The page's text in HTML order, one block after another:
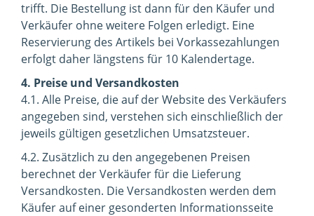
trifft. Die Bestellung ist dann für den Käufer und
Verkäufer ohne weitere Folgen erledigt. Eine
Reservierung des Artikels bei Vorkassezahlungen
erfolgt daher längstens für 10 Kalendertage.
4. Preise und Versandkosten
4.1. Alle Preise, die auf der Website des Verkäufers
angegeben sind, verstehen sich einschließlich der
jeweils gültigen gesetzlichen Umsatzsteuer.
4.2. Zusätzlich zu den angegebenen Preisen
berechnet der Verkäufer für die Lieferung
Versandkosten. Die Versandkosten werden dem
Käufer auf einer gesonderten Informationsseite